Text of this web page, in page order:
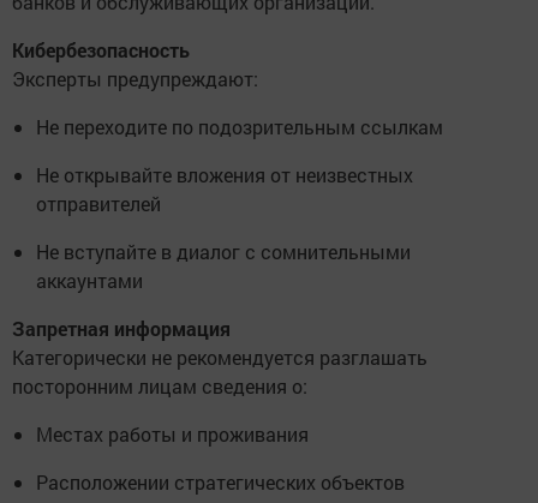
Кибербезопасность
Эксперты предупреждают:
Не переходите по подозрительным ссылкам
Не открывайте вложения от неизвестных
отправителей
Не вступайте в диалог с сомнительными
аккаунтами
Запретная информация
Категорически не рекомендуется разглашать
посторонним лицам сведения о:
Местах работы и проживания
Расположении стратегических объектов